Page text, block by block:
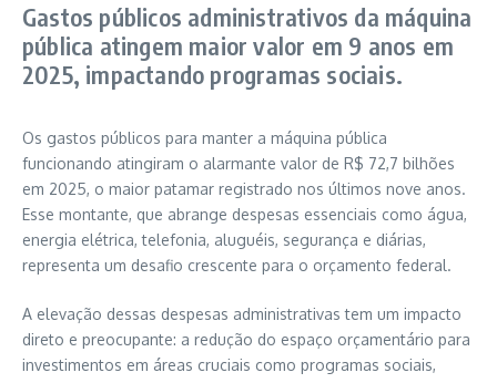
Gastos públicos administrativos da máquina
pública atingem maior valor em 9 anos em
2025, impactando programas sociais.
Os gastos públicos para manter a máquina pública
funcionando atingiram o alarmante valor de R$ 72,7 bilhões
em 2025, o maior patamar registrado nos últimos nove anos.
Esse montante, que abrange despesas essenciais como água,
energia elétrica, telefonia, aluguéis, segurança e diárias,
representa um desafio crescente para o orçamento federal.
A elevação dessas despesas administrativas tem um impacto
direto e preocupante: a redução do espaço orçamentário para
investimentos em áreas cruciais como programas sociais,